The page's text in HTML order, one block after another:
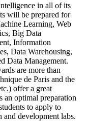
in all of its
will be prepared for
Learning, Web
Big Data
Information
Data Warehousing,
Data Management.
are more than
de Paris and the
offer a great
an optimal preparation
to apply to
and development labs.